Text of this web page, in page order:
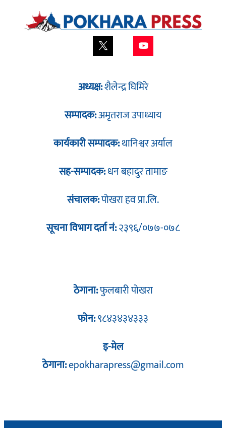
अध्यक्ष:शैलेन्द्र घिमिरे
सम्पादक:अमृतराज उपाध्याय
कार्यकारी सम्पादक:थानिश्वर अर्याल
सह-सम्पादक:धन बहादुर तामाङ
संचालक:पोखरा हव प्रा.लि.
सूचना विभाग दर्ता नं:२३९६/०७७-०७८
ठेगाना:फुलबारी पोखरा
फोन:९८४३४३४३३३
इ-मेल
ठेगाना:epokharapress@gmail.com